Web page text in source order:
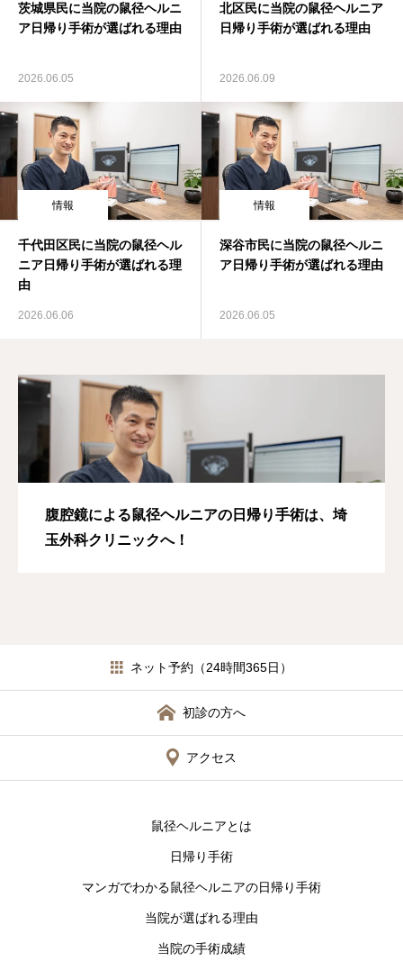
茨城県民に当院の鼠径ヘルニ
ア日帰り手術が選ばれる理由
2026.06.05
北区民に当院の鼠径ヘルニア
日帰り手術が選ばれる理由
2026.06.09
情報
千代田区民に当院の鼠径ヘル
ニア日帰り手術が選ばれる理
由
2026.06.06
情報
深谷市民に当院の鼠径ヘルニ
ア日帰り手術が選ばれる理由
2026.06.05
腹腔鏡による鼠径ヘルニアの日帰り手術は、埼
玉外科クリニックへ！
ネット予約（24時間365日）
初診の方へ
アクセス
鼠径ヘルニアとは
日帰り手術
マンガでわかる鼠径ヘルニアの日帰り手術
当院が選ばれる理由
当院の手術成績